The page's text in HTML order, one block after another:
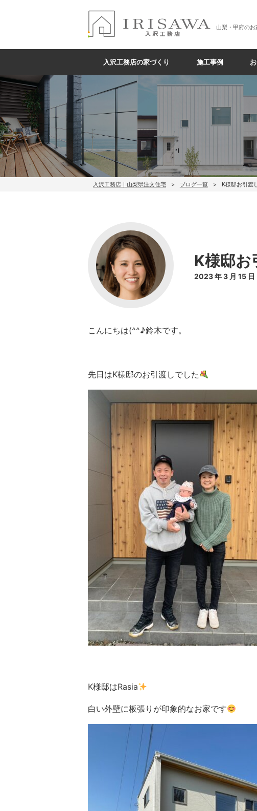
山梨・甲府の
入沢工務店の家づくり 施工事例
入沢工務店｜山梨県注文住宅 ブログ一覧 K様邸お引渡
K様邸お
2023 年 3 月 15 日
こんにちは(^^♪鈴木です。
先日はK様邸のお引渡しでした
K様邸はRasia
白い外壁に板張りが印象的なお家です